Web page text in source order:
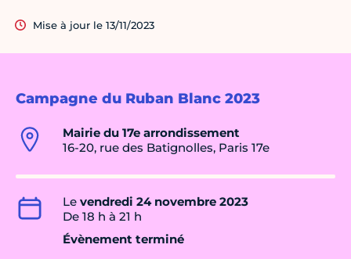
Campagne du Ruban Blanc 2023
Mairie du 17e arrondissement
16-20, rue des Batignolles, Paris 17e
Le vendredi 24 novembre 2023
De 18 h à 21 h
Évènement terminé
Mise à jour le 13/11/2023